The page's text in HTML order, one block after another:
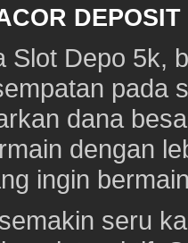
Slot Depo 5k,
pada
dana
dengan
ingin
seru